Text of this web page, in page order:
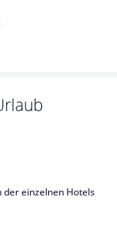
der einzelnen Hotels